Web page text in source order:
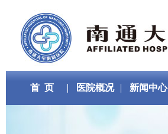
首 页 医院概况 新闻中心